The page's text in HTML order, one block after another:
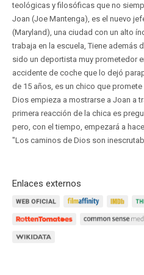
teológicas y filosóficas que no
Joan (Joe Mantenga), es el nuevo
(Maryland), una ciudad con un alto
trabaja en la escuela, Tiene además
sido un deportista muy prometedor
accidente de coche que lo dejó
de 15 años, es un chico que
Dios empieza a mostrarse a Joan a
primera reacción de la chica es
pero, con el tiempo, empezará a
"Los caminos de Dios son
Enlaces externos